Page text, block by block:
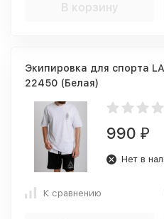
В корзину
Экипировка для спорта
22450 (Белая)
990 ₽
Нет в
К сравнению